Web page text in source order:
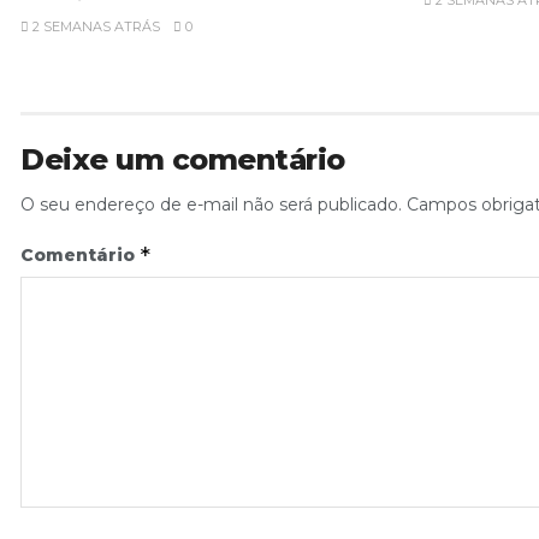
2 SEMANAS ATRÁS 0
Deixe um comentário
O seu endereço de e-mail não será publicado. Campos
Comentário *